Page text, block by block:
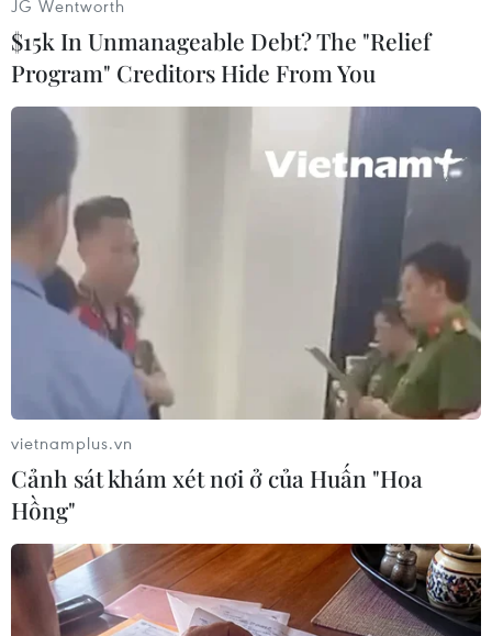
Hyundai cho biết hai bên cũng đang cân nhắc
khả năng chia sẻ hệ thống điện hóa cho ôtô, các
công nghệ ôtô liên quan hiện có và các phụ tùng
cũng như cùng mua chung phụ tùng.
Xe eDAILY FCEV nặng 7 tấn có động cơ điện
công suất 140 kilowatt do FPT Industrial chế tạo
theo hệ thống pin nhiên liệu hydro 90 kilowatt
của IVECO và Hyundai. Xe có thể đi được quãng
đường lên 350 km chỉ với một lần sạc./.
(TTXVN/Vietnam+)
JG Wentworth
$15k In Unmanageable Debt? The "Relief
Program" Creditors Hide From You
vietnamplus.vn
Cảnh sát khám xét nơi ở của Huấn "Hoa
Hồng"